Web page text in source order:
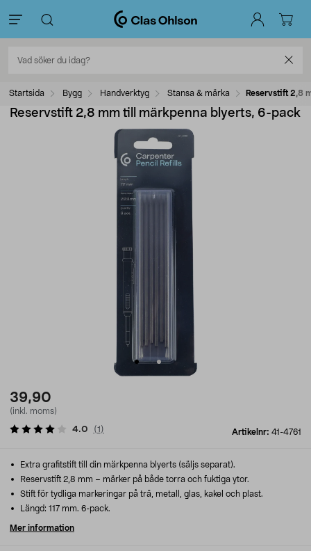
Startsida Bygg Handverktyg Stansa & märka Reservstift 2,8
Reservstift 2,8 mm till märkpenna blyerts, 6-pack
39,90
(inkl. moms)
Artikelnr: 41-4761
4.0 (1 )
Extra grafitstift till din märkpenna blyerts (säljs separat).
Reservstift 2,8 mm – märker på både torra och fuktiga ytor.
Stift för tydliga markeringar på trä, metall, glas, kakel och plast.
Längd: 117 mm. 6-pack.
Mer information